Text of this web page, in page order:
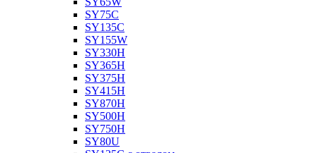
SY75C
SY135C
SY155W
SY330H
SY365H
SY375H
SY415H
SY870H
SY500H
SY750H
SY80U